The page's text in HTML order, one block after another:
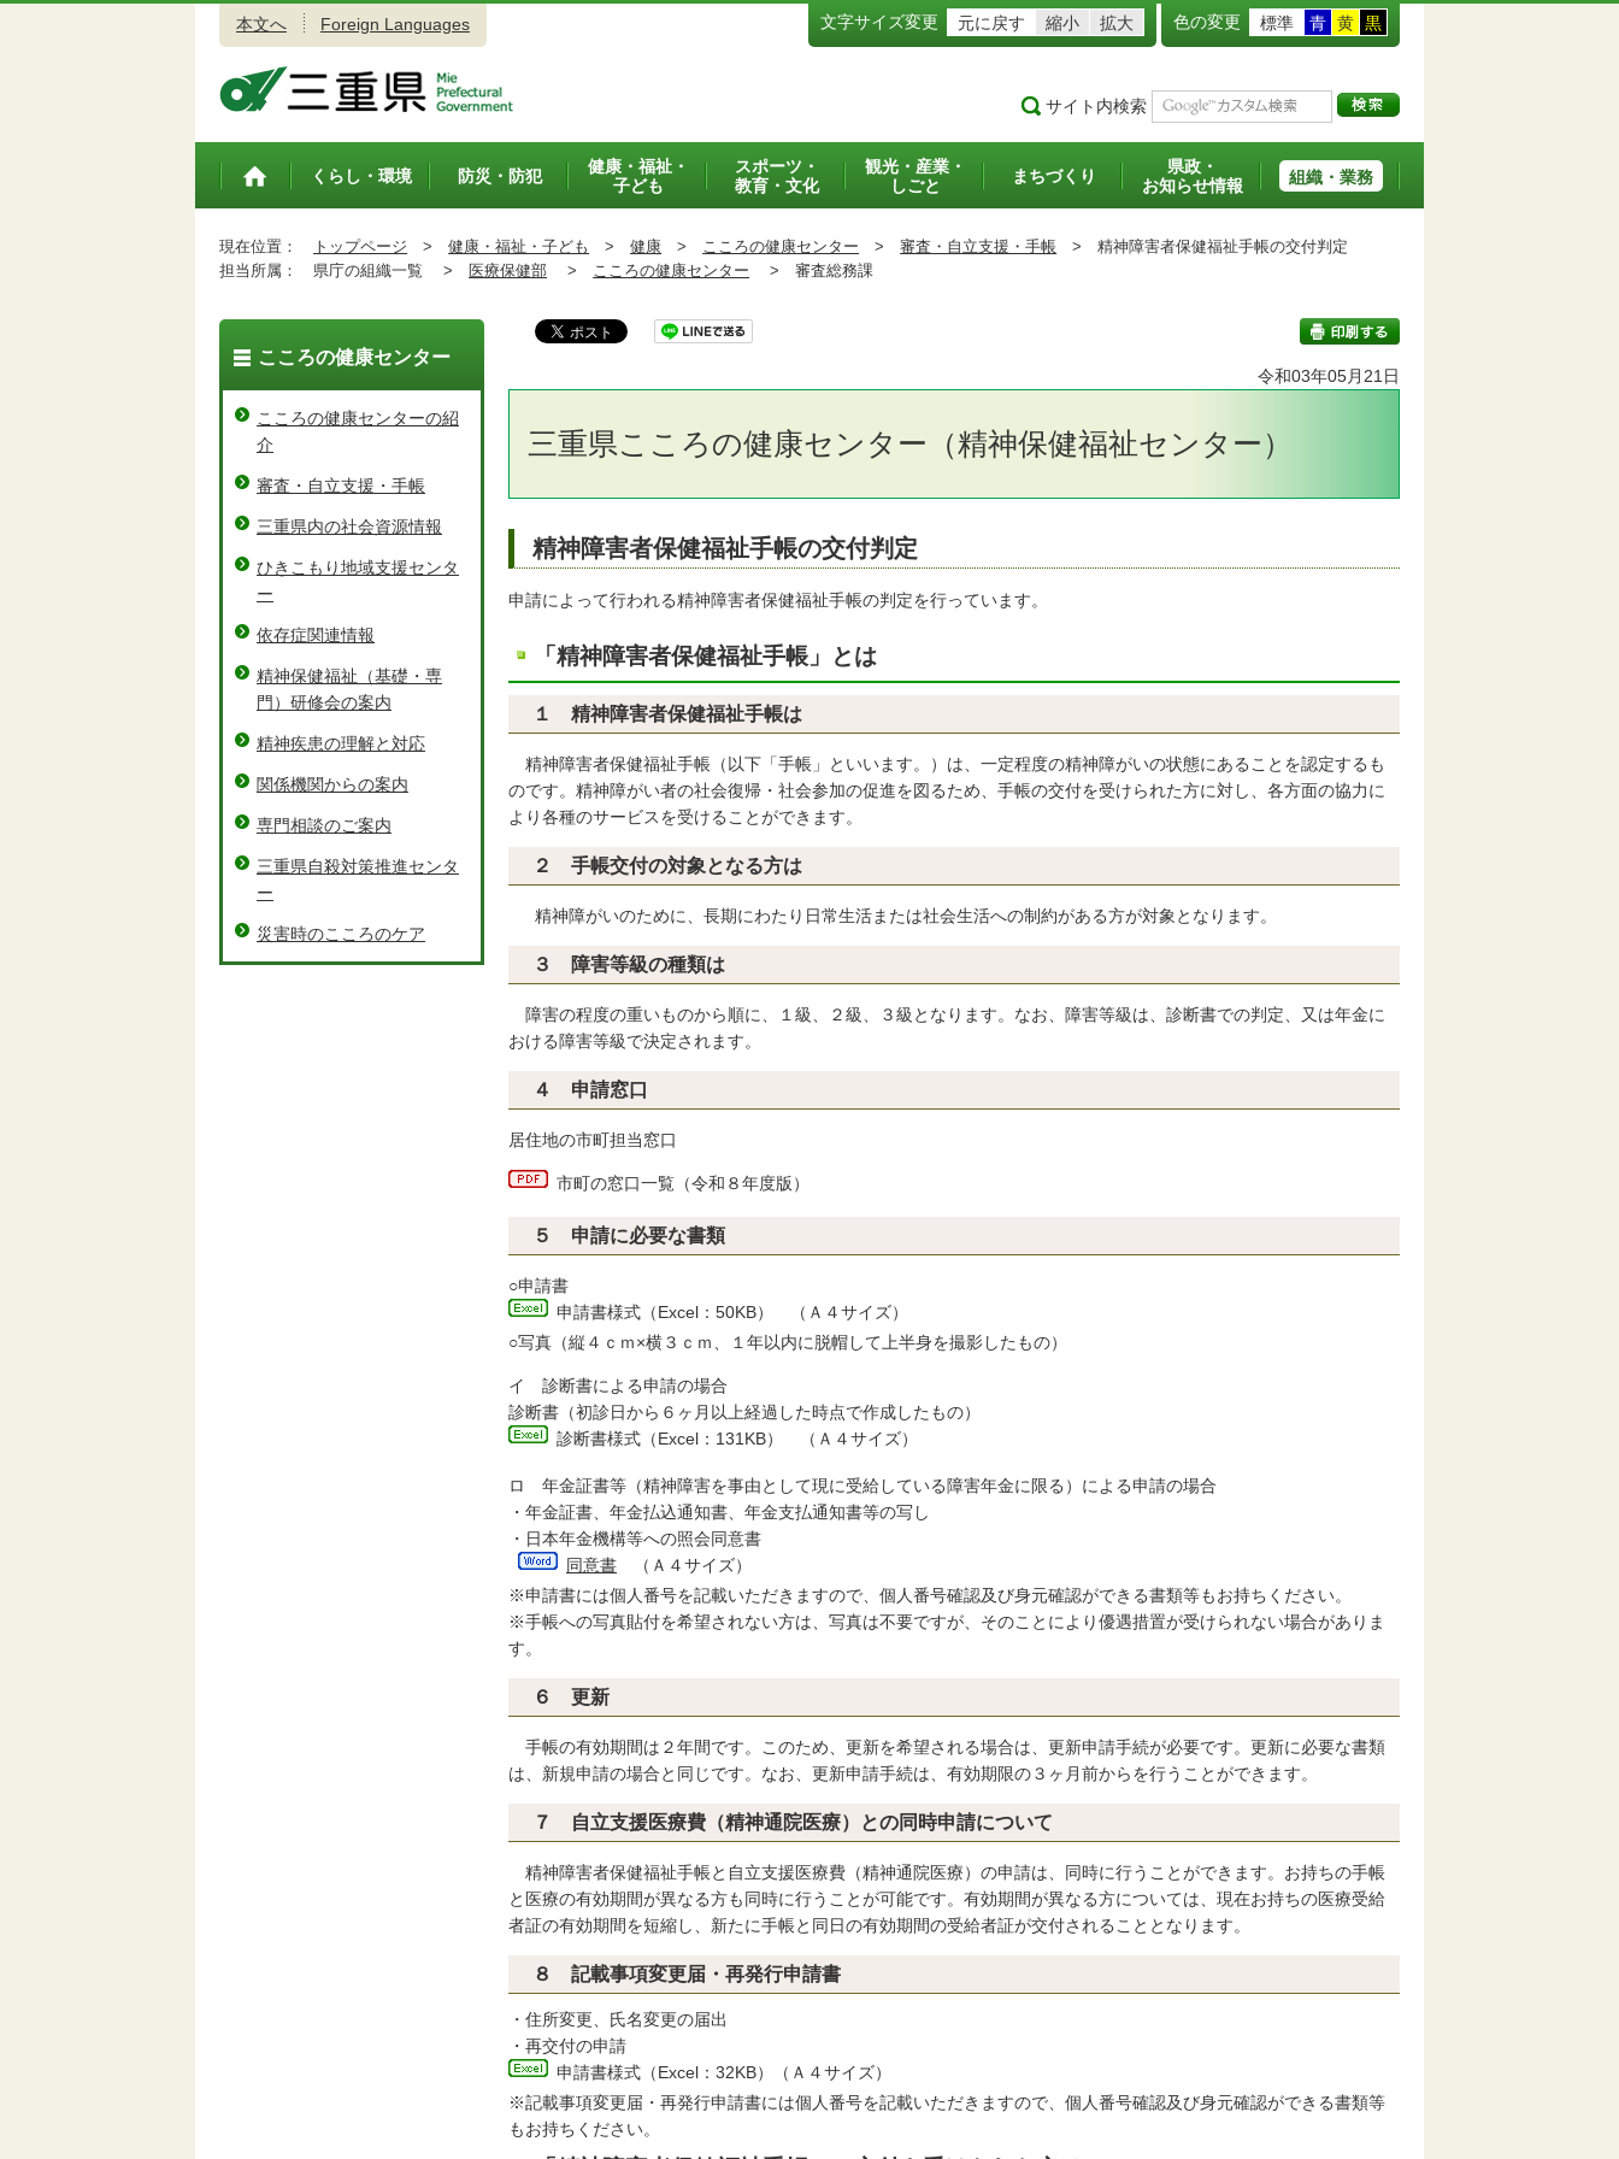
本文へ Foreign Languages 文字サイズ変更 元に戻す 縮小 拡大 色の変更 標準 青 黄 黒
サイト内検索
トップペ
くらし・環境 防災・防犯
健康・福祉・
子ども
スポーツ・
教育・文化
観光・産業・
しごと
まちづくり
県政・
お知らせ情報
組織・業務
現在位置： トップページ > 健康・福祉・子ども > 健康 > こころの健康センター > 審査・自立支援・手帳 > 精神障害者保健福祉手帳の交付判定
担当所属：
県庁の組織一覧 > 医療保健部 > こころの健康センター > 審査総務課
令和03年05月21日
三重県こころの健康センター（精神保健福祉センター）
精神障害者保健福祉手帳の交付判定
申請によって行われる精神障害者保健福祉手帳の判定を行っています。
「精神障害者保健福祉手帳」とは
１ 精神障害者保健福祉手帳は
精神障害者保健福祉手帳（以下「手帳」といいます。）は、一定程度の精神障がいの状態にあることを認定するも
のです。精神障がい者の社会復帰・社会参加の促進を図るため、手帳の交付を受けられた方に対し、各方面の協力に
より各種のサービスを受けることができます。
２ 手帳交付の対象となる方は
精神障がいのために、長期にわたり日常生活または社会生活への制約がある方が対象となります。
３ 障害等級の種類は
障害の程度の重いものから順に、１級、２級、３級となります。なお、障害等級は、診断書での判定、又は年金に
おける障害等級で決定されます。
４ 申請窓口
居住地の市町担当窓口
市町の窓口一覧（令和８年度版）
５ 申請に必要な書類
○申請書
申請書様式（Excel：50KB）
（Ａ４サイズ）
○写真（縦４ｃｍ×横３ｃｍ、１年以内に脱帽して上半身を撮影したもの）
イ 診断書による申請の場合
診断書（初診日から６ヶ月以上経過した時点で作成したもの）
診断書様式（Excel：131KB）
（Ａ４サイズ）
ロ 年金証書等（精神障害を事由として現に受給している障害年金に限る）による申請の場合
・年金証書、年金払込通知書、年金支払通知書等の写し
・日本年金機構等への照会同意書
同意書 （Ａ４サイズ）
※申請書には個人番号を記載いただきますので、個人番号確認及び身元確認ができる書類等もお持ちください。
※手帳への写真貼付を希望されない方は、写真は不要ですが、そのことにより優遇措置が受けられない場合がありま
す。
６ 更新
手帳の有効期間は２年間です。このため、更新を希望される場合は、更新申請手続が必要です。更新に必要な書類
は、新規申請の場合と同じです。なお、更新申請手続は、有効期限の３ヶ月前からを行うことができます。
７ 自立支援医療費（精神通院医療）との同時申請について
精神障害者保健福祉手帳と自立支援医療費（精神通院医療）の申請は、同時に行うことができます。お持ちの手帳
と医療の有効期間が異なる方も同時に行うことが可能です。有効期間が異なる方については、現在お持ちの医療受給
者証の有効期間を短縮し、新たに手帳と同日の有効期間の受給者証が交付されることとなります。
８ 記載事項変更届・再発行申請書
・住所変更、氏名変更の届出
・再交付の申請
申請書様式（Excel：32KB）
（Ａ４サイズ）
※記載事項変更届・再発行申請書には個人番号を記載いただきますので、個人番号確認及び身元確認ができる書類等
もお持ちください。
こころの健康センター
こころの健康センターの紹
介
審査・自立支援・手帳
三重県内の社会資源情報
ひきこもり地域支援センタ
ー
依存症関連情報
精神保健福祉（基礎・専
門）研修会の案内
精神疾患の理解と対応
関係機関からの案内
専門相談のご案内
三重県自殺対策推進センタ
ー
災害時のこころのケア